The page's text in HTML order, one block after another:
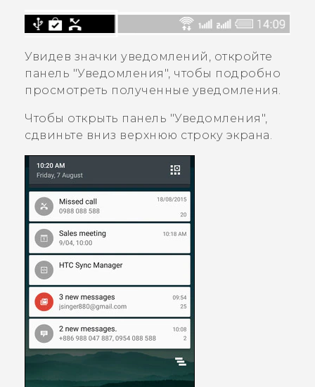
Увидев значки уведомлений, откройте
панель "‍Уведомления"‍, чтобы подробно
просмотреть полученные уведомления.
Чтобы открыть панель "‍Уведомления"‍,
сдвиньте вниз верхнюю строку экрана.